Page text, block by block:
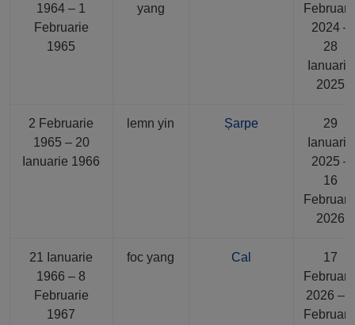
1964 – 1
Februarie
1965
yang
2024 –
28
Ianuarie
2025
2 Februarie
1965 – 20
Ianuarie 1966
lemn yin Șarpe
29
Ianuarie
2025 –
16
2026
21 Ianuarie
1966 – 8
Februarie
1967
foc yang Cal
17
2026 – 5